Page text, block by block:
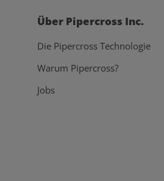
Über Pipercross Inc.
Die Pipercross Technologie
Warum Pipercross?
Jobs